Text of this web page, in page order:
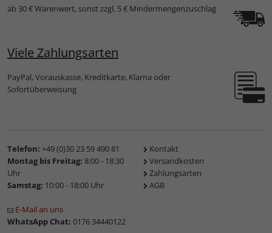
ab 30 € Warenwert, sonst zzgl. 5 € Mindermengenzuschlag
Viele Zahlungsarten
PayPal, Vorauskasse, Kreditkarte, Klarna oder
Sofortüberweisung
Telefon: +49 (0)30 23 59 490 81
Montag bis Freitag: 8:00 - 18:30
Uhr
Samstag: 10:00 - 18:00 Uhr
E-Mail an uns
WhatsApp Chat: 0176 34440122
Kontakt
Versandkosten
Zahlungsarten
AGB